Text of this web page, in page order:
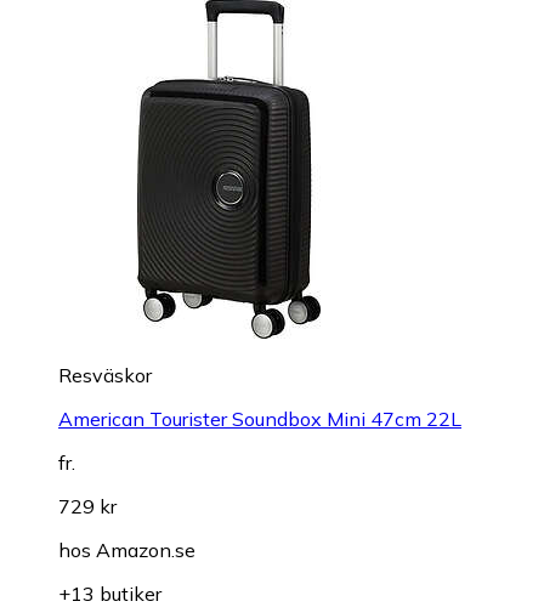
Resväskor
American Tourister Soundbox Mini 47cm 22L
fr.
729 kr
hos Amazon.se
+13 butiker